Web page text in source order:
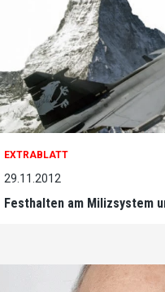
EXTRABLATT
29.11.2012
Festhalten am Milizsystem